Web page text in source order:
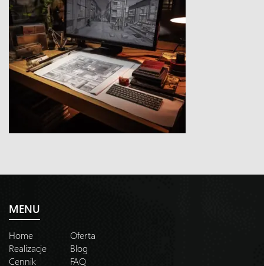
MENU
Home
Oferta
Realizacje
Blog
Cennik
FAQ